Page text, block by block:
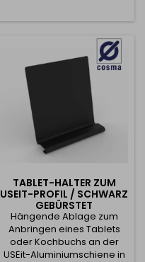
Wandklammern und
moderne Graphit-Finish mit
einem außergewöhnlichen
Design macht nicht nur in
der Küche...
TABLET-HALTER ZUM
USEIT-PROFIL / SCHWARZ
GEBÜRSTET
Hängende Ablage zum
Anbringen eines Tablets
oder Kochbuchs an der
USEit-Aluminiumschiene in